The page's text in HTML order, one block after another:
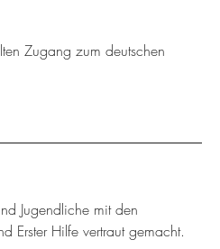
Zugang zum deutschen
Jugendliche mit den
Erster Hilfe vertraut gemacht.